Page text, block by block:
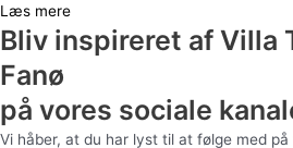
Læs mere
Bliv inspireret af Villa
Fanø
på vores sociale
Vi håber, at du har lyst til at følge med